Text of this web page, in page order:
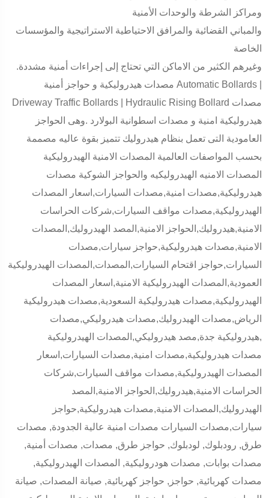
ومراكز الشرطة والوحدات الأمنية
والمباني القضائية والمرافق الاحتياطية الاستراتيجية والمؤسسات
الخاصة
وغيرهم الكثير من الاماكن التي تحتاج إلى إجراءات أمنية مشددة.
مصدات هيدروليكية و حواجز أمنية Automatic Bollards |
Driveway Traffic Bollards | Hydraulic Rising Bollard مصدات
هيدروليكية امنية و مصدات اسطوانية البولارد .وهى الحواجز
العامودية التى تعمل بنظام هيدروليك تتميز بقوة عاليه مصممة
بحسب المواصفات العالمية المصدات الامنية الهيدروليكية
المصدات الامنيه الهيدروليكيه والحواجز الشوكية مصدات
هيدروليكية,مصدات امنية,مصدات السيارات,اسعار المصدات
الهيدروليكية,مصدات مواقف السيارات,شركات الحراسات
الامنية,هيدروليك,الحواجز الامنية,المصد الهيدروليك,المصدات
الامنية,مصدات هيدروليكية,حواجز سيارات,مصدات
السيارات,حواجز اقتحام السيارات,المصدات,المصدات الهيدروليكية
العمودية,المصدات الهيدروليكية الامنية,اسعار المصدات
الهيدروليكية,مصدات هيدروليكية السعودية,مصدات هيدروليكية
الرياض,مصدات الهيدروليك,مصدات هيدروليكي,مصدات
هيدروليكية جدة,مصد هيدروليكي,المصدات الهيدروليكية,
مصدات هيدروليكية,مصدات امنية,مصدات السيارات,اسعار
المصدات الهيدروليكية,مصدات مواقف السيارات,شركات
الحراسات الامنية,هيدروليك,الحواجز الامنية,المصد
الهيدروليك,المصدات الامنية,مصدات هيدروليكية,حواجز
سيارات,مصدات السيارات مصدات امنية عالية الجدودة, مصدات
طرق, رودبلوك, لودبلوك, حواجز طرق, مصدات, مصدات أمنية,
مصدات بوابات, مصدات هودروليكية, المصدات الهيدروليكية,
مصدات كهربائية, حواجز, حواجز كهربائية, صيانة المصدات, صيانة